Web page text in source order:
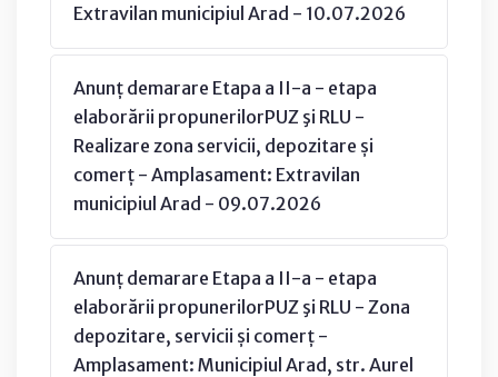
Extravilan municipiul Arad - 10.07.2026
Anunț demarare Etapa a II-a - etapa
elaborării propunerilorPUZ şi RLU -
Realizare zona servicii, depozitare și
comerț - Amplasament: Extravilan
municipiul Arad - 09.07.2026
Anunț demarare Etapa a II-a - etapa
elaborării propunerilorPUZ şi RLU - Zona
depozitare, servicii și comerț -
Amplasament: Municipiul Arad, str. Aurel